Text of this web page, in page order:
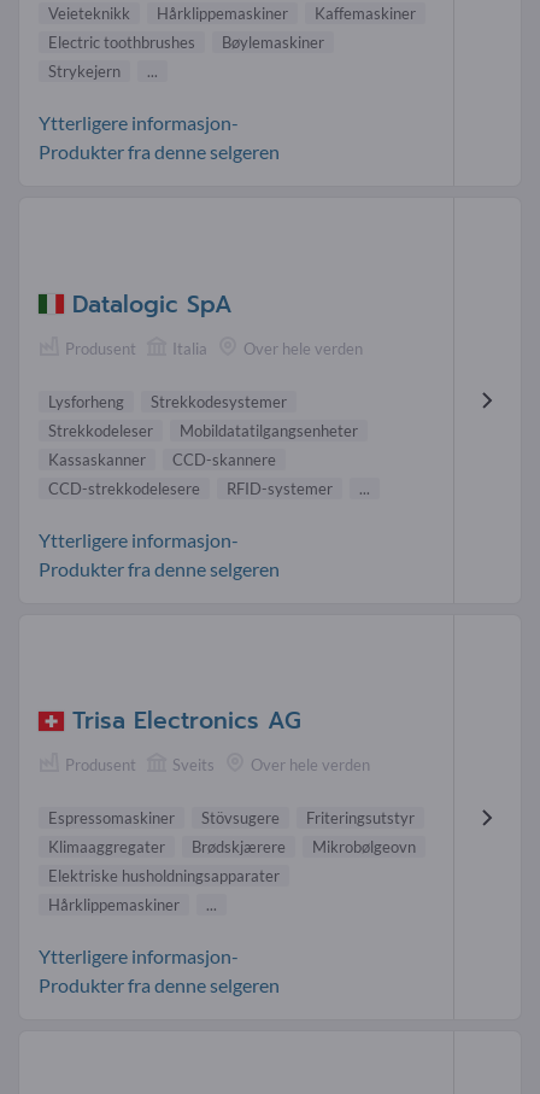
Veieteknikk Hårklippemaskiner
Kaffemaskiner
Electric toothbrushes
Bøylemaskiner
Strykejern
...
Ytterligere informasjon-
Produkter fra denne selgeren
Datalogic SpA
Produsent Italia Over hele verden
Lysforheng
Strekkodesystemer
Strekkodeleser
Mobildatatilgangsenheter
Kassaskanner
CCD-skannere
CCD-strekkodelesere
RFID-systemer ...
Ytterligere informasjon-
Produkter fra denne selgeren
Trisa Electronics AG
Produsent Sveits Over hele verden
Espressomaskiner Stövsugere
Friteringsutstyr
Klimaaggregater
Brødskjærere
Mikrobølgeovn
Elektriske husholdningsapparater
Hårklippemaskiner
...
Ytterligere informasjon-
Produkter fra denne selgeren